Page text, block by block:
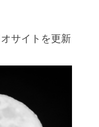
サイトを更新